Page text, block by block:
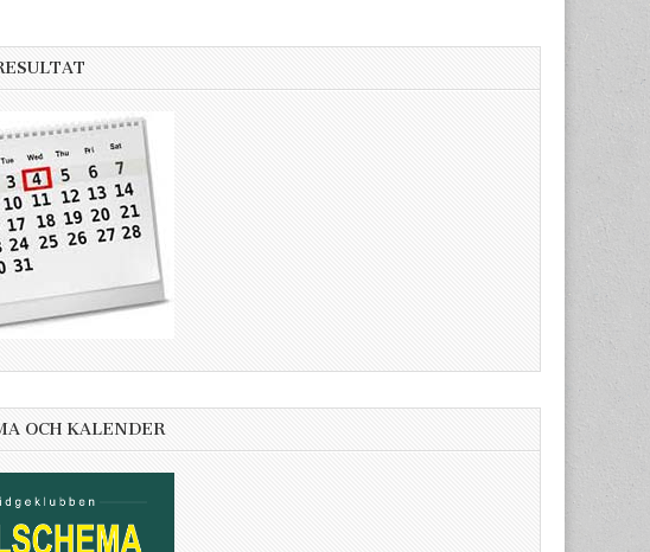
OCH KALENDER